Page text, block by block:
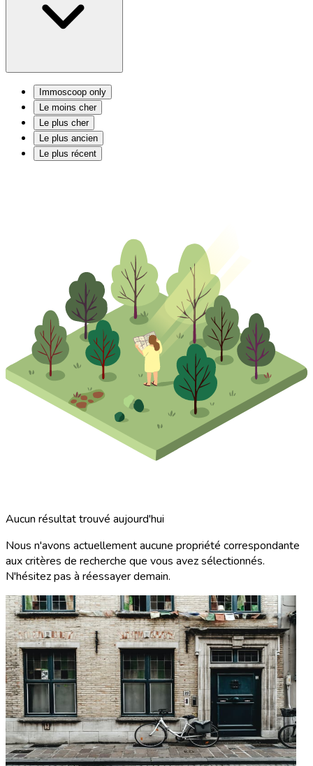
Immoscoop only
Le moins cher
Le plus cher
Le plus ancien
Le plus récent
Aucun résultat trouvé aujourd'hui
Nous n'avons actuellement aucune propriété correspondante
aux critères de recherche que vous avez sélectionnés.
N'hésitez pas à réessayer demain.